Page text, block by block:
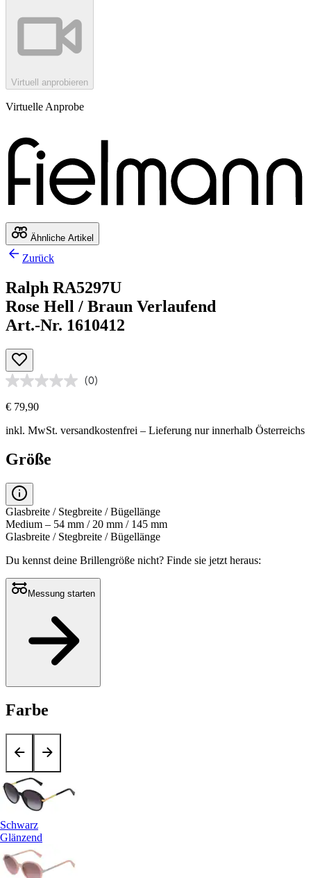
Virtuell anprobieren
Virtuelle Anprobe
Ähnliche Artikel
Zurück
Ralph RA5297U
Rose Hell / Braun Verlaufend
Art.-Nr. 1610412
(0)
€ 79,90
inkl. MwSt. versandkostenfrei – Lieferung nur innerhalb Österreichs
Größe
Glasbreite / Stegbreite / Bügellänge
Medium – 54 mm / 20 mm / 145 mm
Glasbreite / Stegbreite / Bügellänge
Du kennst deine Brillengröße nicht? Finde sie jetzt heraus:
Messung starten
Farbe
Schwarz
Glänzend